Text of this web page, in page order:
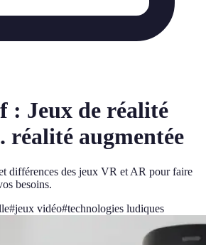
: Jeux de réalité
réalité augmentée
différences des jeux VR et AR pour faire
besoins.
#jeux vidéo#technologies ludiques